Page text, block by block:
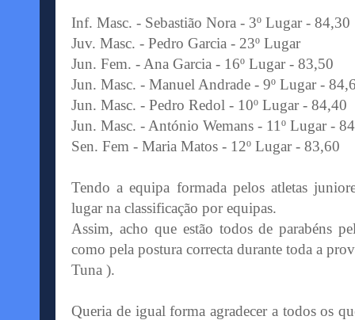
Inf. Masc. - Sebastião Nora - 3º Lugar - 84,30
Juv. Masc. - Pedro Garcia - 23º Lugar
Jun. Fem. - Ana Garcia - 16º Lugar - 83,50
Jun. Masc. - Manuel Andrade - 9º Lugar -
Jun. Masc. - Pedro Redol - 10º Lugar - 84,40
Jun. Masc. - António Wemans - 11º Lugar -
Sen. Fem - Maria Matos - 12º Lugar - 83,60
Tendo a equipa formada pelos atletas
lugar na classificação por equipas.
Assim, acho que estão todos de parabéns
como pela postura correcta durante toda a
Tuna ).
Queria de igual forma agradecer a todos os